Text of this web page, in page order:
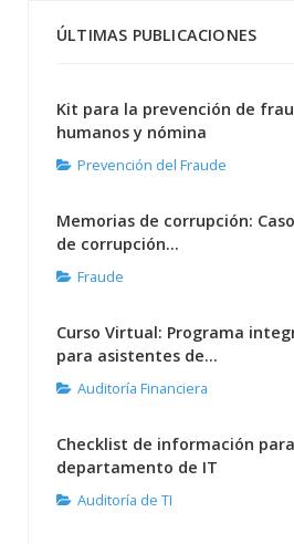
ÚLTIMAS PUBLICACIONES
Kit para la prevención de
humanos y nómina
Prevención del Fraude
Memorias de corrupción:
de corrupción...
Fraude
Curso Virtual: Programa
para asistentes de...
Auditoría Financiera
Checklist de información
departamento de IT
Auditoría de TI